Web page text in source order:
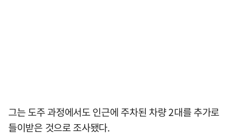
그는 도주 과정에서도 인근에 주차된 차량 2대를 추가로
들이받은 것으로 조사됐다.